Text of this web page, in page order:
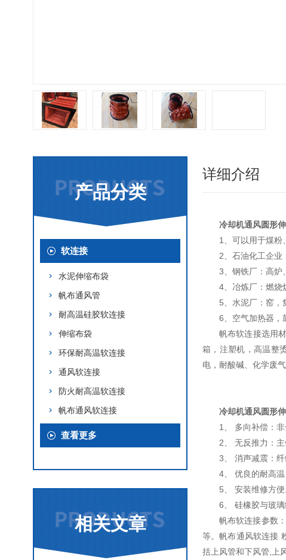
产品分类
软连接
水泥伸缩布袋
帆布通风管
耐高温硅胶软连接
伸缩布袋
环保耐高温软连接
通风软连接
防火耐高温软连接
帆布通风软连接
查看更多
相关文章
详细介绍
冷却机通风圆形
1、可以用于煤粉
2、石油化工企业
3、钢铁厂：高炉
4、冶炼厂：燃烧
5、水泥厂：窑，
6、空气加热器，
帆布软连接选用
箱，注塑机，高温整
电，耐酸碱、化学废
冷却机通风圆形
1、 多向补偿：
2、 无反推力：
3、 消声减震：
4、 优良的耐高
5、 安装维修方便
6、 硅橡胶与玻
帆布软连接参数
等。帆布通风软连接
括上风管和下风管,上